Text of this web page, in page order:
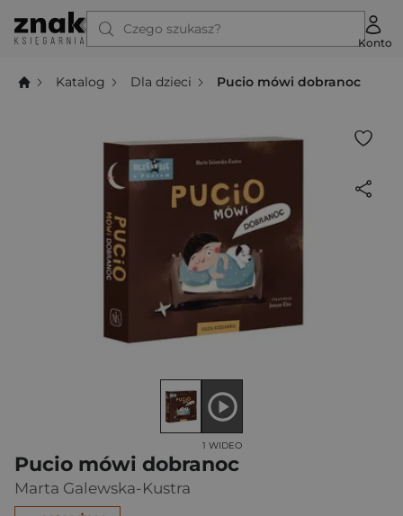
Czego szukasz?
Konto
Katalog Dla dzieci Pucio mówi dobranoc
Pucio mówi dobranoc
Marta Galewska-Kustra
1 WIDEO